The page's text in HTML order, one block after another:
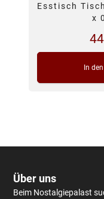
Esstisch
x
In
Über uns
Beim Nostalgiepalast